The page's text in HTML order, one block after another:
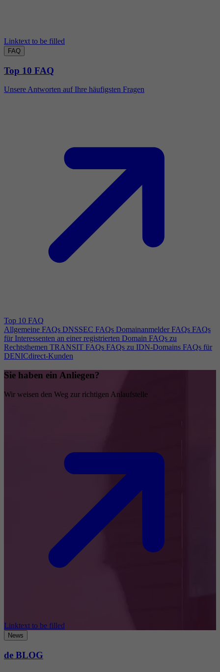
Linktext to be filled
FAQ
Top 10 FAQ
Unsere Antworten auf Ihre häufigsten Fragen
Top 10 FAQ
Allgemeine FAQs DNSSEC FAQs Domainanmelder FAQs FAQs
für Interessenten an einer registrierten Domain FAQs zu
Rechtsthemen TRANSIT FAQs FAQs zu IDN-Domains FAQs für
DENICdirect-Kunden
Sie haben ein Anliegen?
Wir weisen den Weg zur richtigen Anlaufstelle
Linktext to be filled
News
de BLOG